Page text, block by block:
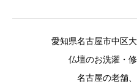
愛知県名古屋市中区
仏壇のお洗濯・
名古屋の老舗